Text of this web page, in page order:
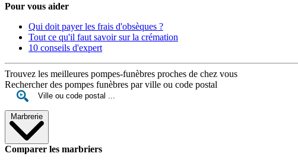
Pour vous aider
Qui doit payer les frais d'obsèques ?
Tout ce qu'il faut savoir sur la crémation
10 conseils d'expert
Trouvez les meilleures pompes-funèbres proches de chez vous
Rechercher des pompes funèbres par ville ou code postal
Marbrerie
Comparer les marbriers